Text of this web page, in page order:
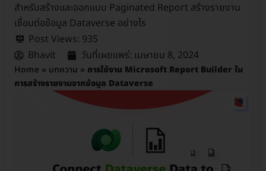
สำหรับสร้างและออกแบบ Paginated Report สร้างรายงาน
เชื่อมต่อข้อมูล Dataverse อย่างไร
Post Views: 935
Bhavit
วันที่เผยแพร่: เมษายน 8, 2024
Home » บทความ » การใช้งาน Microsoft Report Builder ใน
การสร้างรายงานจากข้อมูล Dataverse